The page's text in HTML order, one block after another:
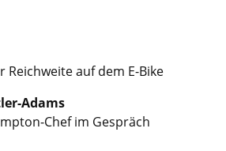
Reichweite auf dem E-Bike
Adams
Chef im Gespräch